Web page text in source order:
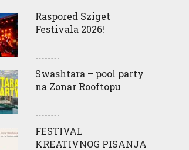
Raspored Sziget
Festivala 2026!
Swashtara – pool party
na Zonar Rooftopu
FESTIVAL
KREATIVNOG PISANJA